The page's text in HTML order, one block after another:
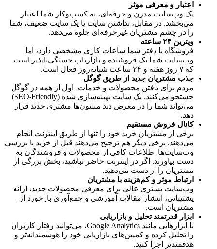
اعتبار و معرفی موثر
یک وب‌سایت مدرن و حرفه‌ای، به کسب‌وکار شما اعتبار
می‌بخشد. در مقابل، نداشتن سایت یا یک سایت ضعیف، شما
را در چشم مشتریان غیرحرفه‌ای جلوه می‌دهد.
ویترین ۲۴ ساعته
فروشگاه یا دفتر شما ساعات کاری مشخصی دارد، اما
وب‌سایت شما یک فروشنده و بازاریاب خستگی‌ناپذیر است
که ۷ روز هفته و ۲۴ ساعت شبانه‌روز فعال است.
جذب مشتریان جدید از طریق گوگل
مردم برای یافتن محصولات و خدمات، اول از همه در گوگل
جستجو می‌کنند. یک سایت بهینه‌سازی شده (SEO-Friendly)
می‌تواند شما را در معرض دید میلیون‌ها مشتری جدید قرار
دهد.
کانال فروش مستقیم
برخی از مشتریان خرید خود را تنها از طریق اینترنت انجام
می‌دهند. برخی دیگر هم ترجیح می‌دهند قبل از خرید با بررسی
وب‌سایت‌ها اطلاعات کافی از محصولات و فروشندگان به
دست بیاورند. اگر در اینترنت حاضر نباشید، بخش بزرگی از
مشتریان را از دست می‌دهید.
ارتباط موثر و کم‌هزینه با مشتریان
وب‌سایت بستری عالی برای معرفی محصولات جدید، ارائه
پشتیبانی، انتشار مقالات آموزشی و جمع‌آوری بازخورد از
مشتریان است.
ابزار قدرتمند تحلیل و بازاریابی
با ابزارهایی مانند Google Analytics، می‌توانید رفتار کاربران
را تحلیل کرده و کمپین‌های بازاریابی خود را هوشمندانه‌تر و
هدفمندتر اجرا کنید.